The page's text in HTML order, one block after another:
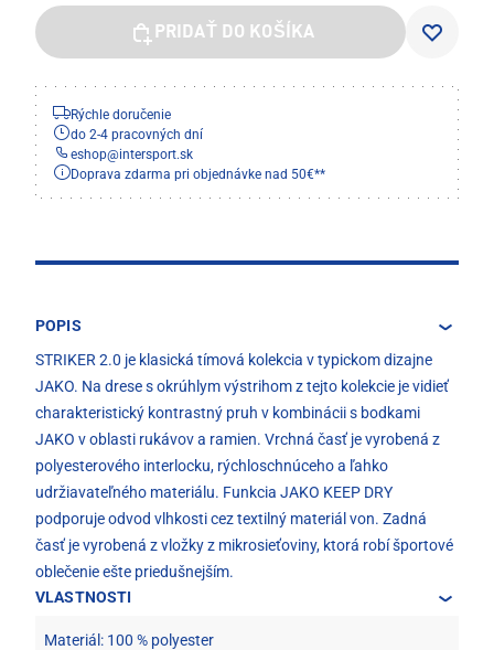
PRIDAŤ DO KOŠÍKA
Rýchle doručenie
do 2-4 pracovných dní
eshop@intersport.sk
Doprava zdarma pri objednávke nad 50€**
POPIS
STRIKER 2.0 je klasická tímová kolekcia v typickom dizajne
JAKO. Na drese s okrúhlym výstrihom z tejto kolekcie je vidieť
charakteristický kontrastný pruh v kombinácii s bodkami
JAKO v oblasti rukávov a ramien. Vrchná časť je vyrobená z
polyesterového interlocku, rýchloschnúceho a ľahko
udržiavateľného materiálu. Funkcia JAKO KEEP DRY
podporuje odvod vlhkosti cez textilný materiál von. Zadná
časť je vyrobená z vložky z mikrosieťoviny, ktorá robí športové
oblečenie ešte priedušnejším.
VLASTNOSTI
Materiál: 100 % polyester